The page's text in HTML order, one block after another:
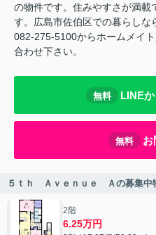
の物件です。住みやすさが満
す。広島市佐伯区での暮らしな
082-275-5100からホームメイ
合わせ下さい。
無料 LINE
無料 お
５ｔｈ Ａｖｅｎｕｅ Ａの募集中
2階
6.25万円